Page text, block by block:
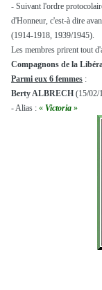
- Suivant l'ordre
d'Honneur, c'est-à dire
(1914-1918, 1939/1945).
Les membres prirent tout
Compagnons de la
Parmi eux 6 femmes :
Berty ALBRECH (15/02/
- Alias : « Victoria »